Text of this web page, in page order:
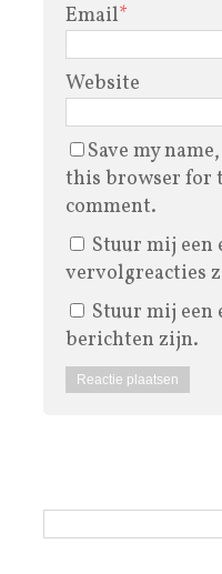
Email*
Website
Save my
this browser for
comment.
Stuur mij een
vervolgreacties
Stuur mij een
berichten zijn.